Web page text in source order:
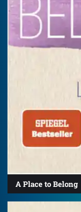
A Place to Belong